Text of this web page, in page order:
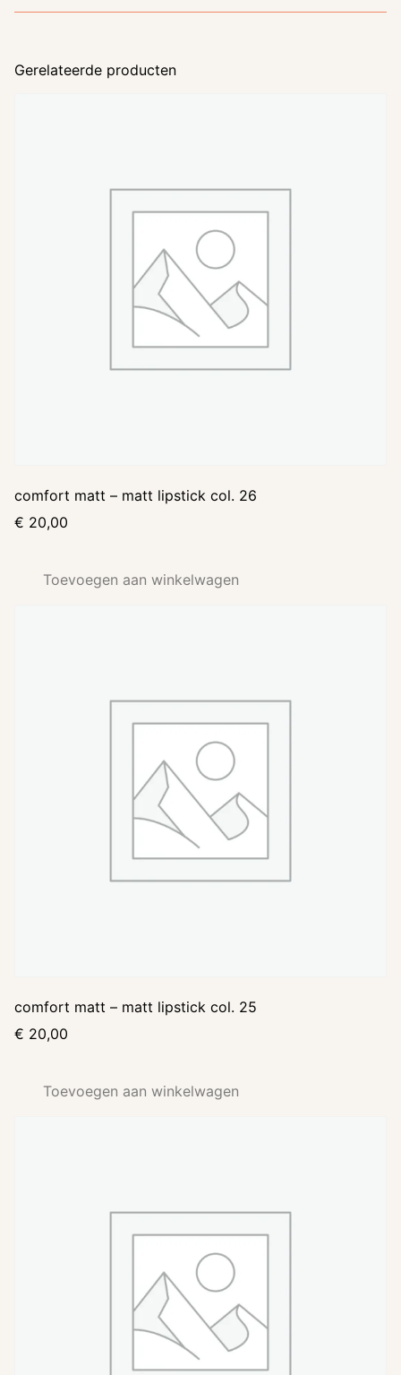
Gerelateerde producten
comfort matt – matt lipstick col. 26
€ 20,00
Toevoegen aan winkelwagen
comfort matt – matt lipstick col. 25
€ 20,00
Toevoegen aan winkelwagen